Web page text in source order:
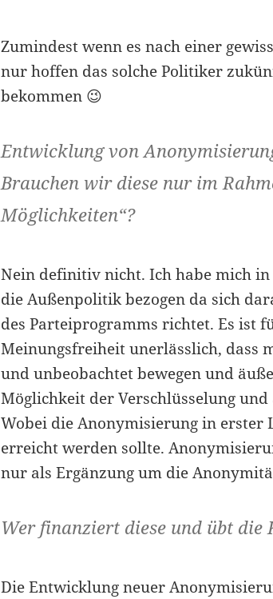
Zumindest wenn es nach einer
nur hoffen das solche Politiker
bekommen 😉
Entwicklung von
Brauchen wir diese nur im
Möglichkeiten“?
Nein definitiv nicht. Ich habe mich
die Außenpolitik bezogen da sich
des Parteiprogramms richtet. Es ist
Meinungsfreiheit unerlässlich, dass
und unbeobachtet bewegen und
Möglichkeit der Verschlüsselung
Wobei die Anonymisierung in erster
erreicht werden sollte.
nur als Ergänzung um die
Wer finanziert diese und übt die
Die Entwicklung neuer